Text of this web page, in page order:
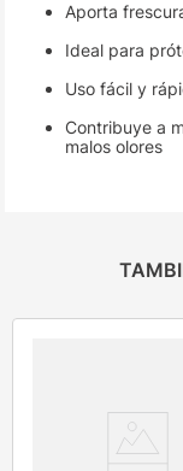
Aporta
Ideal para
Uso fácil y
Contribuye a
malos olores